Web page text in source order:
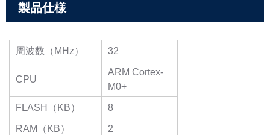
製品仕様
周波数（MHz） 32
CPU
ARM Cortex-
M0+
FLASH（KB）
8
RAM（KB）
2